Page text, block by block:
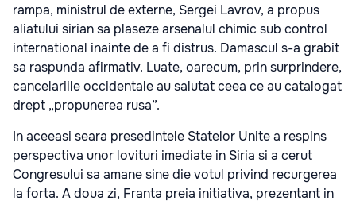
rampa, ministrul de externe, Sergei Lavrov, a propus
aliatului sirian sa plaseze arsenalul chimic sub control
international inainte de a fi distrus. Damascul s-a grabit
sa raspunda afirmativ. Luate, oarecum, prin surprindere,
cancelariile occidentale au salutat ceea ce au catalogat
drept „propunerea rusa”.
In aceeasi seara presedintele Statelor Unite a respins
perspectiva unor lovituri imediate in Siria si a cerut
Congresului sa amane sine die votul privind recurgerea
la forta. A doua zi, Franta preia initiativa, prezentant in